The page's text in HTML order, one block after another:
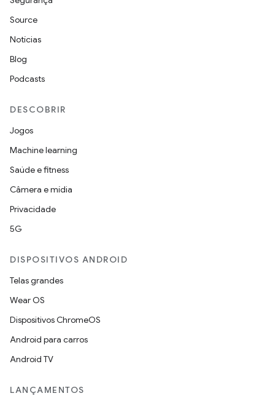
Source
Notícias
Blog
Podcasts
DESCOBRIR
Jogos
Machine learning
Saúde e fitness
Câmera e mídia
Privacidade
5G
DISPOSITIVOS ANDROID
Telas grandes
Wear OS
Dispositivos ChromeOS
Android para carros
Android TV
LANÇAMENTOS